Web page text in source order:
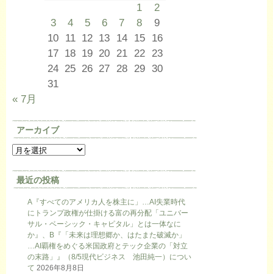
1
2
3
4 5 6 7 8
9
10 11 12 13 14 15
16
17 18 19 20 21 22
23
24 25 26 27 28 29 30
31
« 7月
アーカイブ
最近の投稿
A『すべてのアメリカ人を株主に」…AI失業時代
にトランプ政権が仕掛ける富の再分配「ユニバー
サル・ベーシック・キャピタル」とは一体なに
か』、B『「未来は理想郷か、はたまた破滅か」
…AI覇権をめぐる米国政府とテック企業の「対立
の末路」』（8/5現代ビジネス 池田純一）につい
て 2026年8月8日